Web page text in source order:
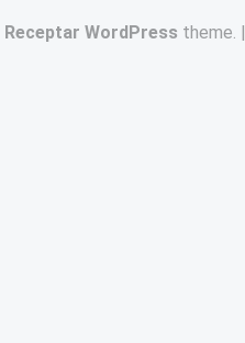
Receptar WordPress theme. |